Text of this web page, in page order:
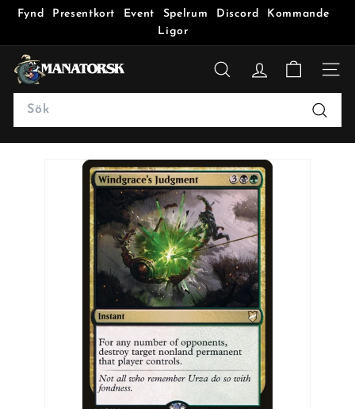
Fynd Presentkort Event Spelrum Discord
Kommande
Ligor
M
a
a
t
SÖK
Search
Sök